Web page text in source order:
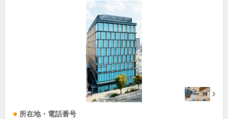
所在地・電話番号